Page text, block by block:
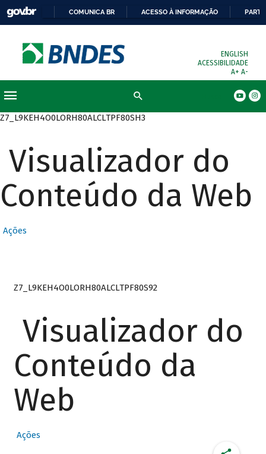
COMUNICA BR ACESSO À INFORMAÇÃO
ENGLISH
ACESSIBILIDADE
A+ A-
Z7_L9KEH4O0LORH80ALCLTPF80SH3
Visualizador do
Conteúdo da Web
Ações
Z7_L9KEH4O0LORH80ALCLTPF80S92
Visualizador do
Conteúdo da
Web
Ações